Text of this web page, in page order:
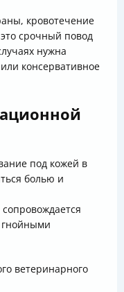
кровотечение
срочный повод
нужна
консервативное
под кожей в
болью и
гнойными
ветеринарного